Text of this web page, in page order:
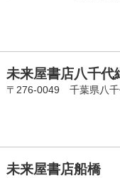
未来屋書店八千代
〒276-0049 千葉県八千
未来屋書店船橋